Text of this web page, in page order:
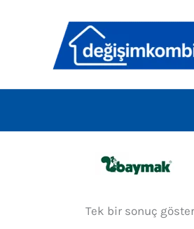
Tek bir sonuç